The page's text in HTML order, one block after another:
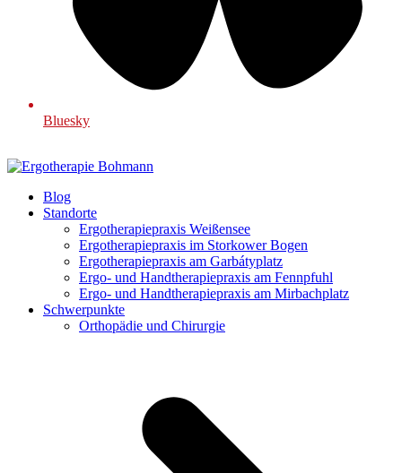
Bluesky
Blog
Standorte
Ergotherapiepraxis Weißensee
Ergotherapiepraxis im Storkower Bogen
Ergotherapiepraxis am Garbátyplatz
Ergo- und Handtherapiepraxis am Fennpfuhl
Ergo- und Handtherapiepraxis am Mirbachplatz
Schwerpunkte
Orthopädie und Chirurgie